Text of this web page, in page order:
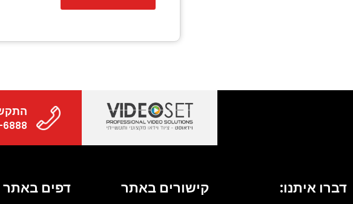
6888
דברו איתנו: קישורים באתר דפים באתר